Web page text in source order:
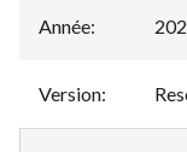
Année:
Version: